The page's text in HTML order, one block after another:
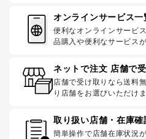
オンラインサービス一
便利なオンラインサービ
品購入や便利なサービス
ネットで注文 店舗で
店舗で受け取りなら送料
り店舗をお選びいただけま
取り扱い店舗・在庫確
簡単操作で店舗在庫状況